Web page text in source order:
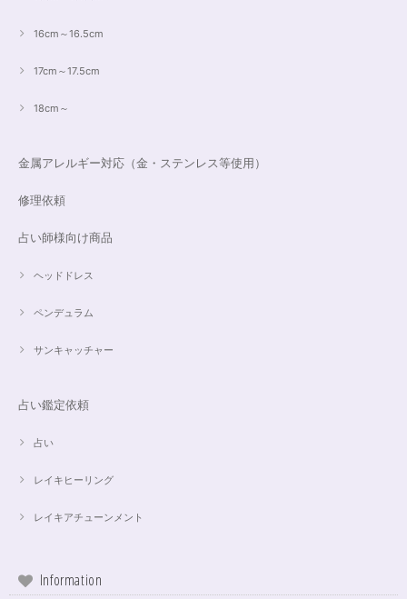
16cm～16.5cm
17cm～17.5cm
18cm～
金属アレルギー対応（金・ステンレス等使用）
修理依頼
占い師様向け商品
ヘッドドレス
ペンデュラム
サンキャッチャー
占い鑑定依頼
占い
レイキヒーリング
レイキアチューンメント
Information